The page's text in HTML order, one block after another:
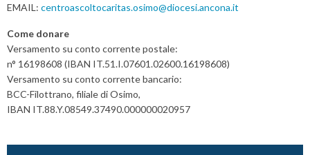
EMAIL: centroascoltocaritas.osimo@diocesi.ancona.it
Come donare
Versamento su conto corrente postale:
n° 16198608 (IBAN IT.51.I.07601.02600.16198608)
Versamento su conto corrente bancario:
BCC-Filottrano, filiale di Osimo,
IBAN IT.88.Y.08549.37490.000000020957